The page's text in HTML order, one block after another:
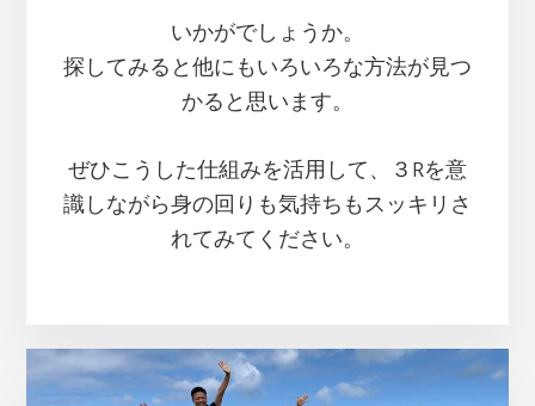
いかがでしょうか。
探してみると他にもいろいろな方法が見つ
かると思います。
ぜひこうした仕組みを活用して、３Rを意
識しながら身の回りも気持ちもスッキリさ
れてみてください。